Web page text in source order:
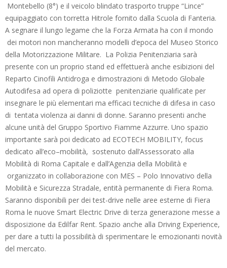
Montebello (8°) e il veicolo blindato trasporto truppe “Lince”
equipaggiato con torretta Hitrole fornito dalla Scuola di Fanteria.
A segnare il lungo legame che la Forza Armata ha con il mondo
dei motori non mancheranno modelli d’epoca del Museo Storico
della Motorizzazione Militare. La Polizia Penitenziaria sarà
presente con un proprio stand ed effettuerà anche esibizioni del
Reparto Cinofili Antidroga e dimostrazioni di Metodo Globale
Autodifesa ad opera di poliziotte penitenziarie qualificate per
insegnare le più elementari ma efficaci tecniche di difesa in caso
di tentata violenza ai danni di donne. Saranno presenti anche
alcune unità del Gruppo Sportivo Fiamme Azzurre. Uno spazio
importante sarà poi dedicato ad ECOTECH MOBILITY, focus
dedicato all’eco–mobilità, sostenuto dall’Assessorato alla
Mobilità di Roma Capitale e dall’Agenzia della Mobilità e
organizzato in collaborazione con MES – Polo Innovativo della
Mobilità e Sicurezza Stradale, entità permanente di Fiera Roma.
Saranno disponibili per dei test-drive nelle aree esterne di Fiera
Roma le nuove Smart Electric Drive di terza generazione messe a
disposizione da Edilfar Rent. Spazio anche alla Driving Experience,
per dare a tutti la possibilità di sperimentare le emozionanti novità
del mercato.